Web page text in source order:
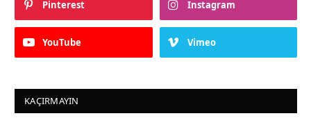
Pinterest Instagram
YouTube Vimeo
KAÇIRMAYIN